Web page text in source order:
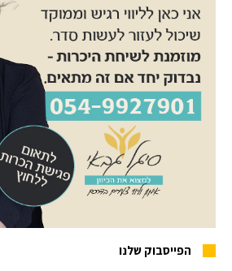
הפייסבוק שלנו